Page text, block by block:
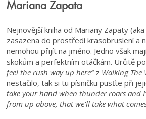
Mariana Zapata
Nejnovější kniha od Mariany Zapaty
zasazena do prostředí krasobruslení a
nemohou přijít na jméno. Jedno však
skokům a perfektním otáčkám. Určitě
feel the rush way up here“z Walking The
nestačilo, tak si tu písničku pusťte při
take your hand when thunder roars and
from up above, that we’ll take what